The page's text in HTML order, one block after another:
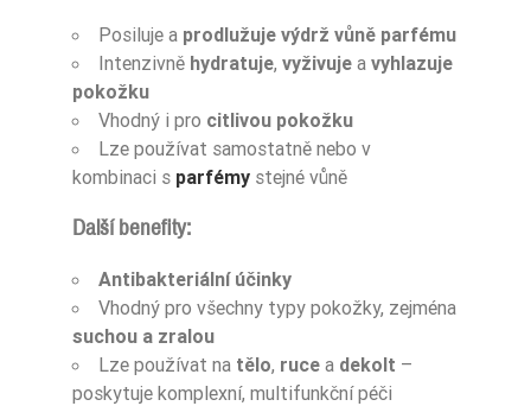
Posiluje a prodlužuje výdrž vůně parfému
Intenzivně hydratuje, vyživuje a vyhlazuje
pokožku
Vhodný i pro citlivou pokožku
Lze používat samostatně nebo v
kombinaci s parfémy stejné vůně
Další benefity:
Antibakteriální účinky
Vhodný pro všechny typy pokožky, zejména
suchou a zralou
Lze používat na tělo, ruce a dekolt –
poskytuje komplexní, multifunkční péči